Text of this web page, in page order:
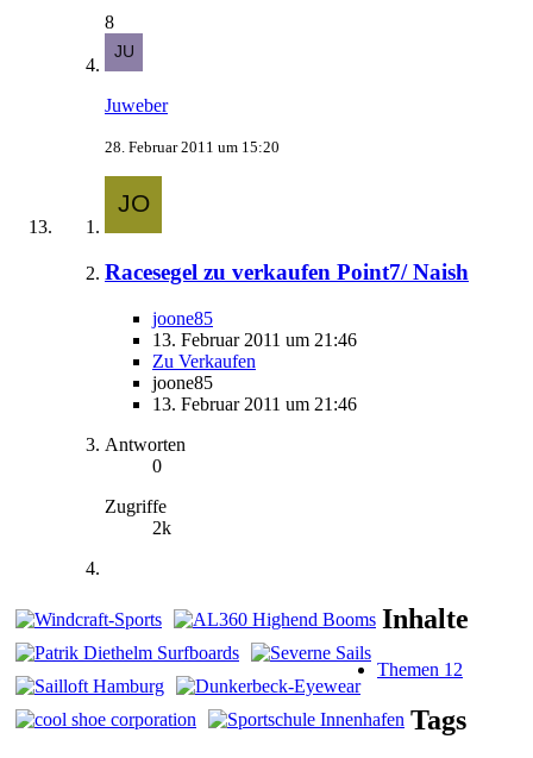
8
Juweber
28. Februar 2011 um 15:20
Racesegel zu verkaufen Point7/ Naish
joone85
13. Februar 2011 um 21:46
Zu Verkaufen
joone85
13. Februar 2011 um 21:46
Antworten
0
Zugriffe
2k
Inhalte
Themen 12
Tags